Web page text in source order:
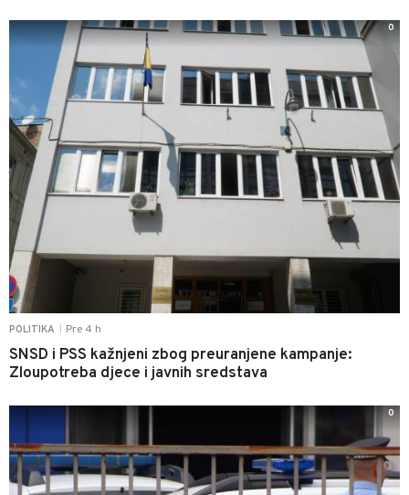
POLITIKA Pre 4 h
SNSD i PSS kažnjeni zbog preuranjene kampanje:
Zloupotreba djece i javnih sredstava
0
0